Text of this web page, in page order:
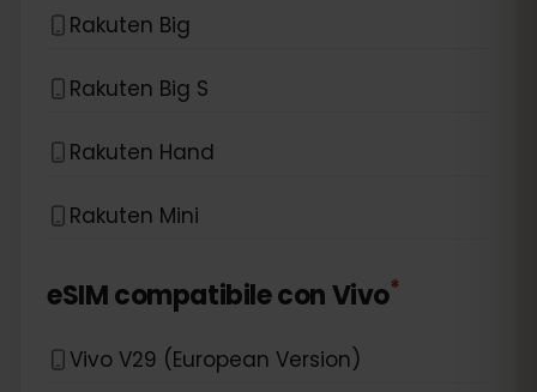
Rakuten Big
Rakuten Big S
Rakuten Hand
Rakuten Mini
eSIM compatibile conVivo*
Vivo V29 (European Version)